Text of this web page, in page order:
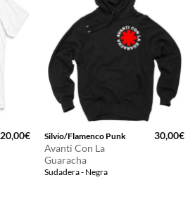
20,00€ Silvio/Flamenco Punk
Avanti Con La
Guaracha
Sudadera - Negra
30,00€